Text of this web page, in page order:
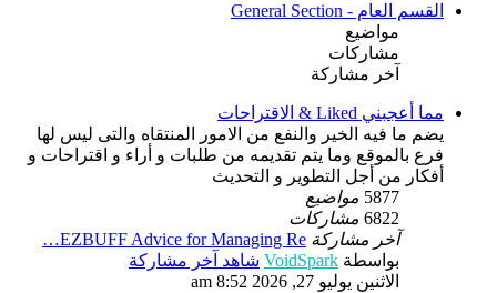
القسم العام - General Section
مواضيع
مشاركات
آخر مشاركة
مما أعجبني Liked & الاقتراحات
يضم ما فيه الخير والنفع من الامور المنتقاه والتى ليس لها
فرع بالموقع وما يتم تقديمه من طلبات و أراء و اقتراحات و
أفكار من أجل التطوير و التحديث
5877 مواضيع
6822 مشاركات
آخر مشاركة EZBUFF Advice for Managing Re…
بواسطة VoidSpark شاهد آخر مشاركة
الاثنين يوليو 27, 2026 8:52 am